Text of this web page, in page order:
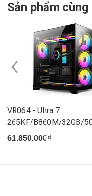
Sản phẩm cùng
VR064 - Ultra 7
265KF/B860M/32GB/
5070...
61.850.000₫